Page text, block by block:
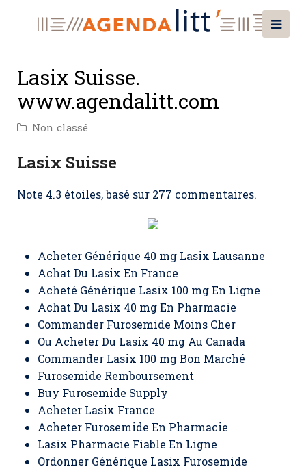
Lasix Suisse.
www.agendalitt.com
Non classé
Lasix Suisse
Note 4.3 étoiles, basé sur 277 commentaires.
Acheter Générique 40 mg Lasix Lausanne
Achat Du Lasix En France
Acheté Générique Lasix 100 mg En Ligne
Achat Du Lasix 40 mg En Pharmacie
Commander Furosemide Moins Cher
Ou Acheter Du Lasix 40 mg Au Canada
Commander Lasix 100 mg Bon Marché
Furosemide Remboursement
Buy Furosemide Supply
Acheter Lasix France
Acheter Furosemide En Pharmacie
Lasix Pharmacie Fiable En Ligne
Ordonner Générique Lasix Furosemide